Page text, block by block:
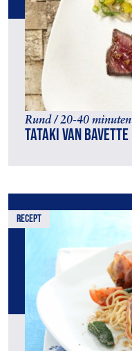
Rund / 20-40 minuten
Tataki van bavette
recept